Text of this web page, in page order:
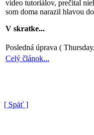
video tutoriálov, prečítal
som doma narazil hlavou
V skratke...
Posledná úprava (
Celý článok...
[ Späť ]